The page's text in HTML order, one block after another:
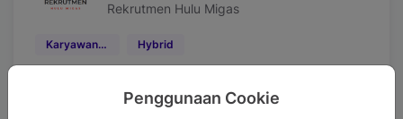
Penggunaan Cookie
Rekrutmen Hulu Migas
Karyawan Kontrak Hybrid
Apply before 15 Aug 2026